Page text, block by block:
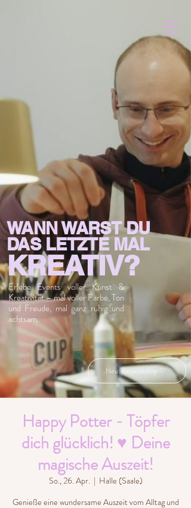
WANN WARST DU
DAS LETZTE MAL
KREATIV?
Erlebe Events voller Kunst &
Kreativität – mal voller Farbe, Ton
und Freude, mal ganz ruhig und
achtsam.
Neu: Keramikshop ♡
Happy Potter - Töpfer
dich glücklich! ♥ Deine
magische Auszeit!
So., 26. Apr.
  |
Halle (Saale)
Genieße eine wundersame Auszeit vom Alltag und